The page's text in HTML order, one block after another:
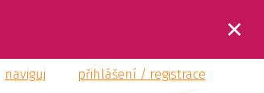
přihlášení / registrace
naviguj